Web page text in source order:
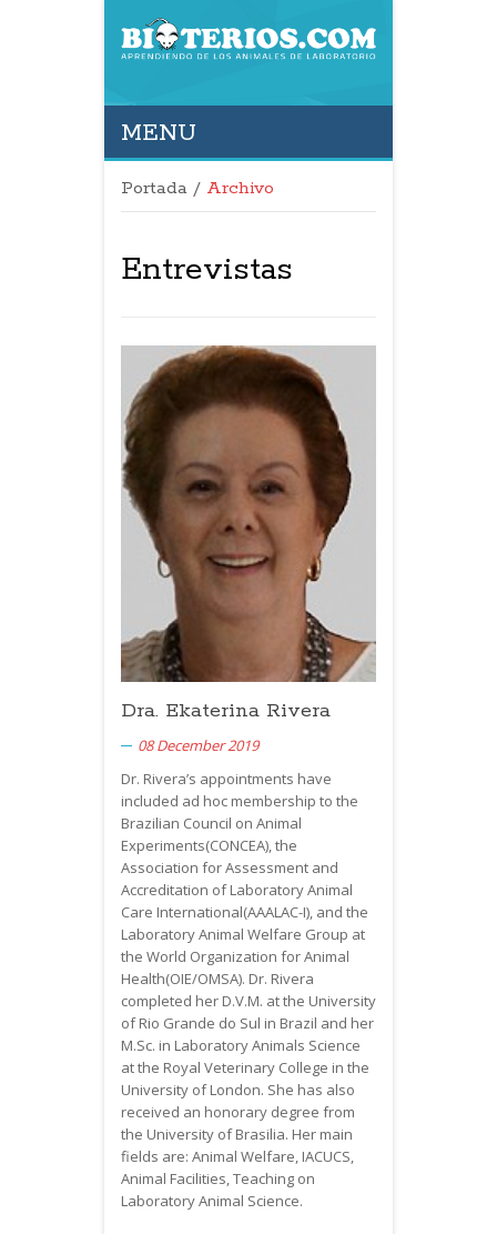
MENU
Portada / Archivo
Entrevistas
Dra. Ekaterina Rivera
08 December 2019
Dr. Rivera’s appointments have
included ad hoc membership to the
Brazilian Council on Animal
Experiments(CONCEA), the
Association for Assessment and
Accreditation of Laboratory Animal
Care International(AAALAC-I), and the
Laboratory Animal Welfare Group at
the World Organization for Animal
Health(OIE/OMSA). Dr. Rivera
completed her D.V.M. at the University
of Rio Grande do Sul in Brazil and her
M.Sc. in Laboratory Animals Science
at the Royal Veterinary College in the
University of London. She has also
received an honorary degree from
the University of Brasilia. Her main
fields are: Animal Welfare, IACUCS,
Animal Facilities, Teaching on
Laboratory Animal Science.